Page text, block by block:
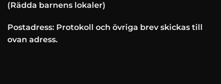
(Rädda barnens lokaler)
Postadress: Protokoll och övriga brev skickas till
ovan adress.